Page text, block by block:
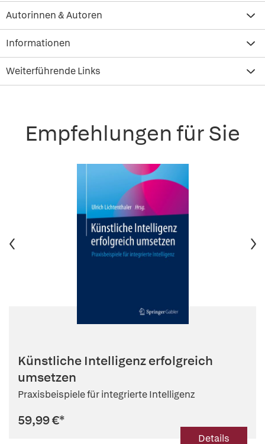
Autorinnen & Autoren
Informationen
Weiterführende Links
Empfehlungen für Sie
Künstliche Intelligenz erfolgreich
umsetzen
Praxisbeispiele für integrierte Intelligenz
59,99 €*
Details